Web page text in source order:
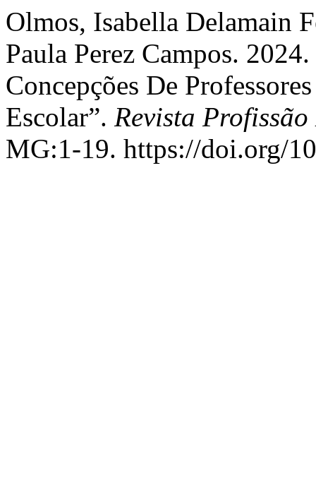
Olmos, Isabella Delamain
Paula Perez Campos.
Concepções De
Escolar”. Revista Profissão
MG:1-19. https://doi.org/